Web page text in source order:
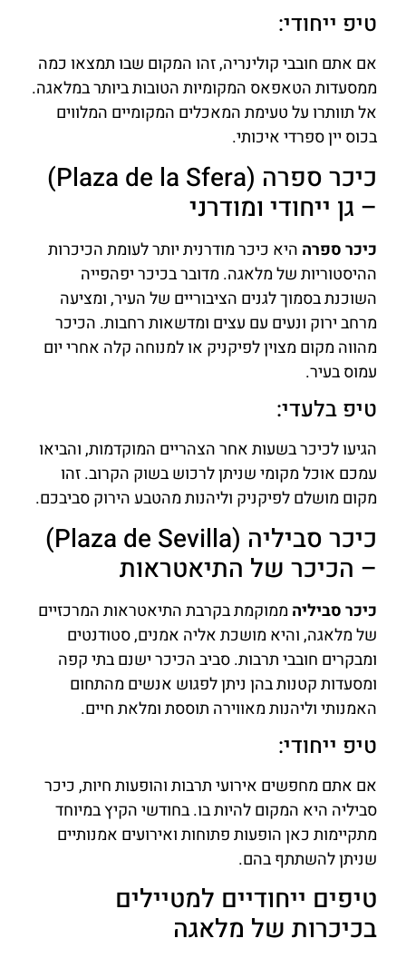
טיפ ייחודי:
אם אתם חובבי קולינריה, זהו המקום שבו תמצאו כמה
ממסעדות הטאפאס המקומיות הטובות ביותר במלאגה.
אל תוותרו על טעימת המאכלים המקומיים המלווים
בכוס יין ספרדי איכותי.
כיכר ספרה (Plaza de la Sfera)
– גן ייחודי ומודרני
כיכר ספרה היא כיכר מודרנית יותר לעומת הכיכרות
ההיסטוריות של מלאגה. מדובר בכיכר יפהפייה
השוכנת בסמוך לגנים הציבוריים של העיר, ומציעה
מרחב ירוק ונעים עם עצים ומדשאות רחבות. הכיכר
מהווה מקום מצוין לפיקניק או למנוחה קלה אחרי יום
עמוס בעיר.
טיפ בלעדי:
הגיעו לכיכר בשעות אחר הצהריים המוקדמות, והביאו
עמכם אוכל מקומי שניתן לרכוש בשוק הקרוב. זהו
מקום מושלם לפיקניק וליהנות מהטבע הירוק סביבכם.
כיכר סביליה (Plaza de Sevilla)
– הכיכר של התיאטראות
כיכר סביליה ממוקמת בקרבת התיאטראות המרכזיים
של מלאגה, והיא מושכת אליה אמנים, סטודנטים
ומבקרים חובבי תרבות. סביב הכיכר ישנם בתי קפה
ומסעדות קטנות בהן ניתן לפגוש אנשים מהתחום
האמנותי וליהנות מאווירה תוססת ומלאת חיים.
טיפ ייחודי:
אם אתם מחפשים אירועי תרבות והופעות חיות, כיכר
סביליה היא המקום להיות בו. בחודשי הקיץ במיוחד
מתקיימות כאן הופעות פתוחות ואירועים אמנותיים
שניתן להשתתף בהם.
טיפים ייחודיים למטיילים
בכיכרות של מלאגה